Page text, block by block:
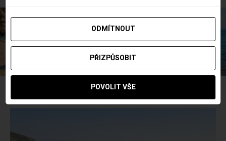
ODMÍTNOUT
PŘIZPŮSOBIT
POVOLIT VŠE